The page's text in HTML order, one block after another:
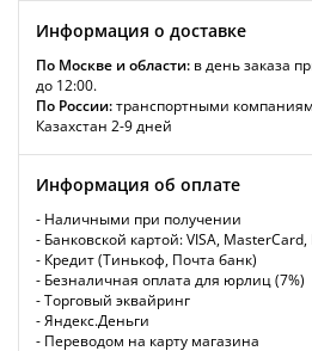
Информация о доставке
По Москве и области: в день заказа
до 12:00.
По России:транспортными
Казахстан 2-9 дней
Информация об оплате
- Наличными при получении
- Банковской картой: VISA,
- Кредит (Тинькоф, Почта банк)
- Безналичная оплата для юрлиц (7%)
- Торговый эквайринг
- Яндекс.Деньги
- Переводом на карту магазина